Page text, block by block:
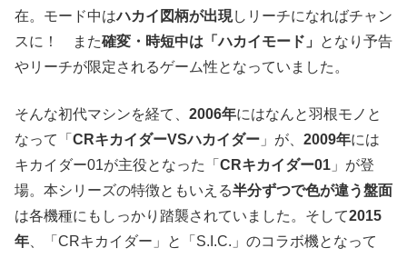
在。モード中はハカイ図柄が出現しリーチになればチャン
スに！ また確変・時短中は「ハカイモード」
となり予告
やリーチが限定されるゲーム性となっていました。
そんな初代マシンを経て、 2006年にはなんと羽根モノと
なって「 CRキカイダーVSハカイダー 」が、 2009年には
キカイダー01が主役となった「 CRキカイダー01 」が登
場。本シリーズの特徴ともいえる半分ずつで色が違う盤面
は各機種にもしっかり踏襲されていました。そして2015
年 、「CRキカイダー」と「S.I.C.」のコラボ機となって